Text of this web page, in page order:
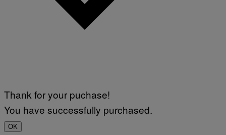
Thank for your puchase!
You have successfully purchased.
OK